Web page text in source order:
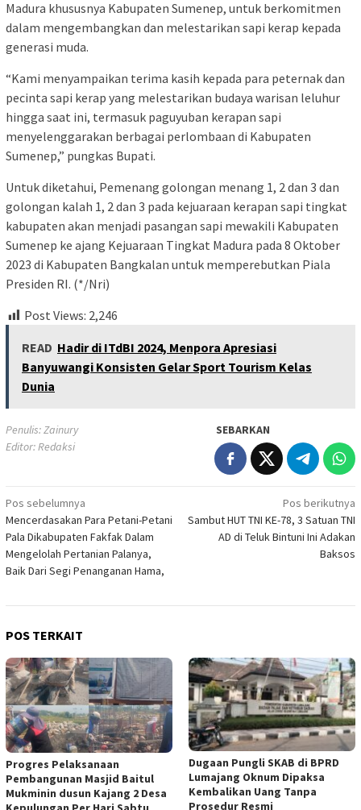
Madura khususnya Kabupaten Sumenep, untuk berkomitmen
dalam mengembangkan dan melestarikan sapi kerap kepada
generasi muda.
“Kami menyampaikan terima kasih kepada para peternak dan
pecinta sapi kerap yang melestarikan budaya warisan leluhur
hingga saat ini, termasuk paguyuban kerapan sapi
menyelenggarakan berbagai perlombaan di Kabupaten
Sumenep,” pungkas Bupati.
Untuk diketahui, Pemenang golongan menang 1, 2 dan 3 dan
golongan kalah 1, 2 dan 3 pada kejuaraan kerapan sapi tingkat
kabupaten akan menjadi pasangan sapi mewakili Kabupaten
Sumenep ke ajang Kejuaraan Tingkat Madura pada 8 Oktober
2023 di Kabupaten Bangkalan untuk memperebutkan Piala
Presiden RI. (*/Nri)
Post Views: 2,246
READ Hadir di ITdBI 2024, Menpora Apresiasi
Banyuwangi Konsisten Gelar Sport Tourism Kelas
Dunia
Penulis: Zainury
Editor: Redaksi
SEBARKAN
Navigasi
pos
Pos sebelumnya
Mencerdasakan Para Petani-Petani
Pala Dikabupaten Fakfak Dalam
Mengelolah Pertanian Palanya,
Baik Dari Segi Penanganan Hama,
Pos berikutnya
Sambut HUT TNI KE-78, 3 Satuan TNI
AD di Teluk Bintuni Ini Adakan
Baksos
POS TERKAIT
Progres Pelaksanaan
Pembangunan Masjid Baitul
Mukminin dusun Kajang 2 Desa
Dugaan Pungli SKAB di BPRD
Lumajang Oknum Dipaksa
Kembalikan Uang Tanpa
Prosedur Resmi